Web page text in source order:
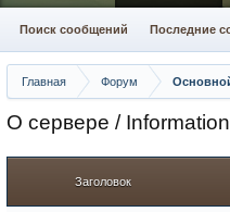
Главная Форум
О сервере / Information
Заголовок
Поиск сообщений Последние